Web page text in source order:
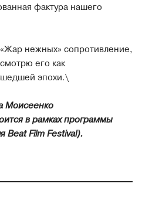
фактура нашего
нежных» сопротивление,
его как
эпохи.\
Моисеенко
в рамках программы
Beat Film Festival).